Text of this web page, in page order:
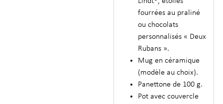
fourrées au praliné
ou chocolats
personnalisés « Deux
Rubans ».
Mug en céramique
(modèle au choix).
Panettone de 100 g.
Pot avec couvercle